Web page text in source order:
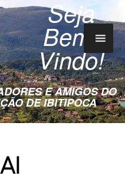
Seja
Bem-
Vindo!
E AMIGOS DO
DE IBITIPOCA